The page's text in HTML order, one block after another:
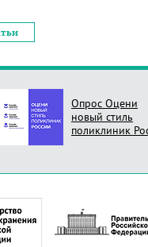
Опрос Оцени
новый стиль
поликлиник